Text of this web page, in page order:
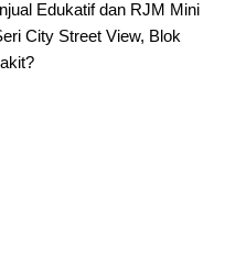
Edukatif dan RJM​ Mini
City Street View, Blok